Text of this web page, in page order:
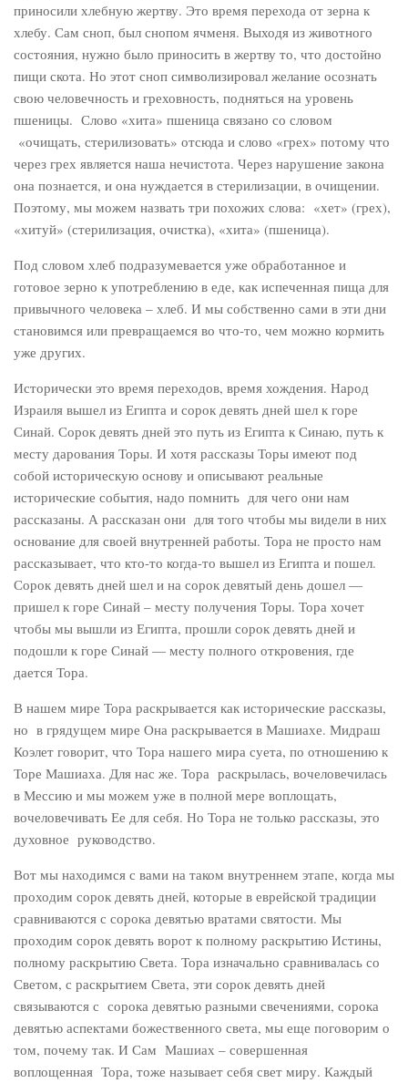
приносили хлебную жертву. Это время перехода от зерна к
хлебу. Сам сноп, был снопом ячменя. Выходя из животного
состояния, нужно было приносить в жертву то, что достойно
пищи скота. Но этот сноп символизировал желание осознать
свою человечность и греховность, подняться на уровень
пшеницы. Слово «хита» пшеница связано со словом
«очищать, стерилизовать» отсюда и слово «грех» потому что
через грех является наша нечистота. Через нарушение закона
она познается, и она нуждается в стерилизации, в очищении.
Поэтому, мы можем назвать три похожих слова: «хет» (грех),
«хитуй» (стерилизация, очистка), «хита» (пшеница).
Под словом хлеб подразумевается уже обработанное и
готовое зерно к употреблению в еде, как испеченная пища для
привычного человека – хлеб. И мы собственно сами в эти дни
становимся или превращаемся во что-то, чем можно кормить
уже других.
Исторически это время переходов, время хождения. Народ
Израиля вышел из Египта и сорок девять дней шел к горе
Синай. Сорок девять дней это путь из Египта к Синаю, путь к
месту дарования Торы. И хотя рассказы Торы имеют под
собой историческую основу и описывают реальные
исторические события, надо помнить для чего они нам
рассказаны. А рассказан они для того чтобы мы видели в них
основание для своей внутренней работы. Тора не просто нам
рассказывает, что кто-то когда-то вышел из Египта и пошел.
Сорок девять дней шел и на сорок девятый день дошел —
пришел к горе Синай – месту получения Торы. Тора хочет
чтобы мы вышли из Египта, прошли сорок девять дней и
подошли к горе Синай — месту полного откровения, где
дается Тора.
В нашем мире Тора раскрывается как исторические рассказы,
но в грядущем мире Она раскрывается в Машиахе. Мидраш
Коэлет говорит, что Тора нашего мира суета, по отношению к
Торе Машиаха. Для нас же. Тора раскрылась, вочеловечилась
в Мессию и мы можем уже в полной мере воплощать,
вочеловечивать Ее для себя. Но Тора не только рассказы, это
духовное руководство.
Вот мы находимся с вами на таком внутреннем этапе, когда мы
проходим сорок девять дней, которые в еврейской традиции
сравниваются с сорока девятью вратами святости. Мы
проходим сорок девять ворот к полному раскрытию Истины,
полному раскрытию Света. Тора изначально сравнивалась со
Светом, с раскрытием Света, эти сорок девять дней
связываются с сорока девятью разными свечениями, сорока
девятью аспектами божественного света, мы еще поговорим о
том, почему так. И Сам Машиах – совершенная
воплощенная Тора, тоже называет себя свет миру. Каждый